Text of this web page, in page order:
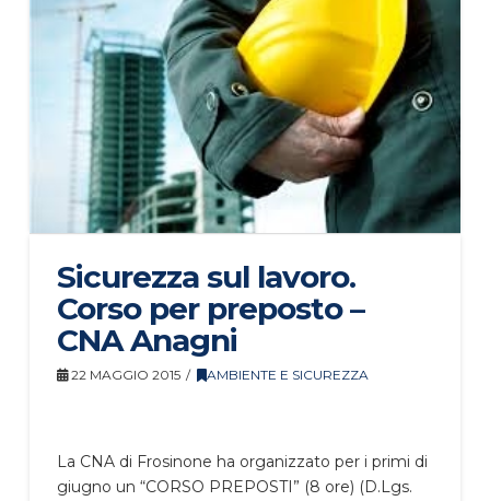
Sicurezza sul lavoro.
Corso per preposto –
CNA Anagni
22 MAGGIO 2015 AMBIENTE E SICUREZZA
La CNA di Frosinone ha organizzato per i primi di
giugno un “CORSO PREPOSTI” (8 ore) (D.Lgs.